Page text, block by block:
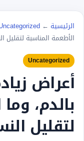
الرئيسية ←
الأطعمة المناسبة لتقليل
Uncategorized
أعراض
بالدم،
لتقليل